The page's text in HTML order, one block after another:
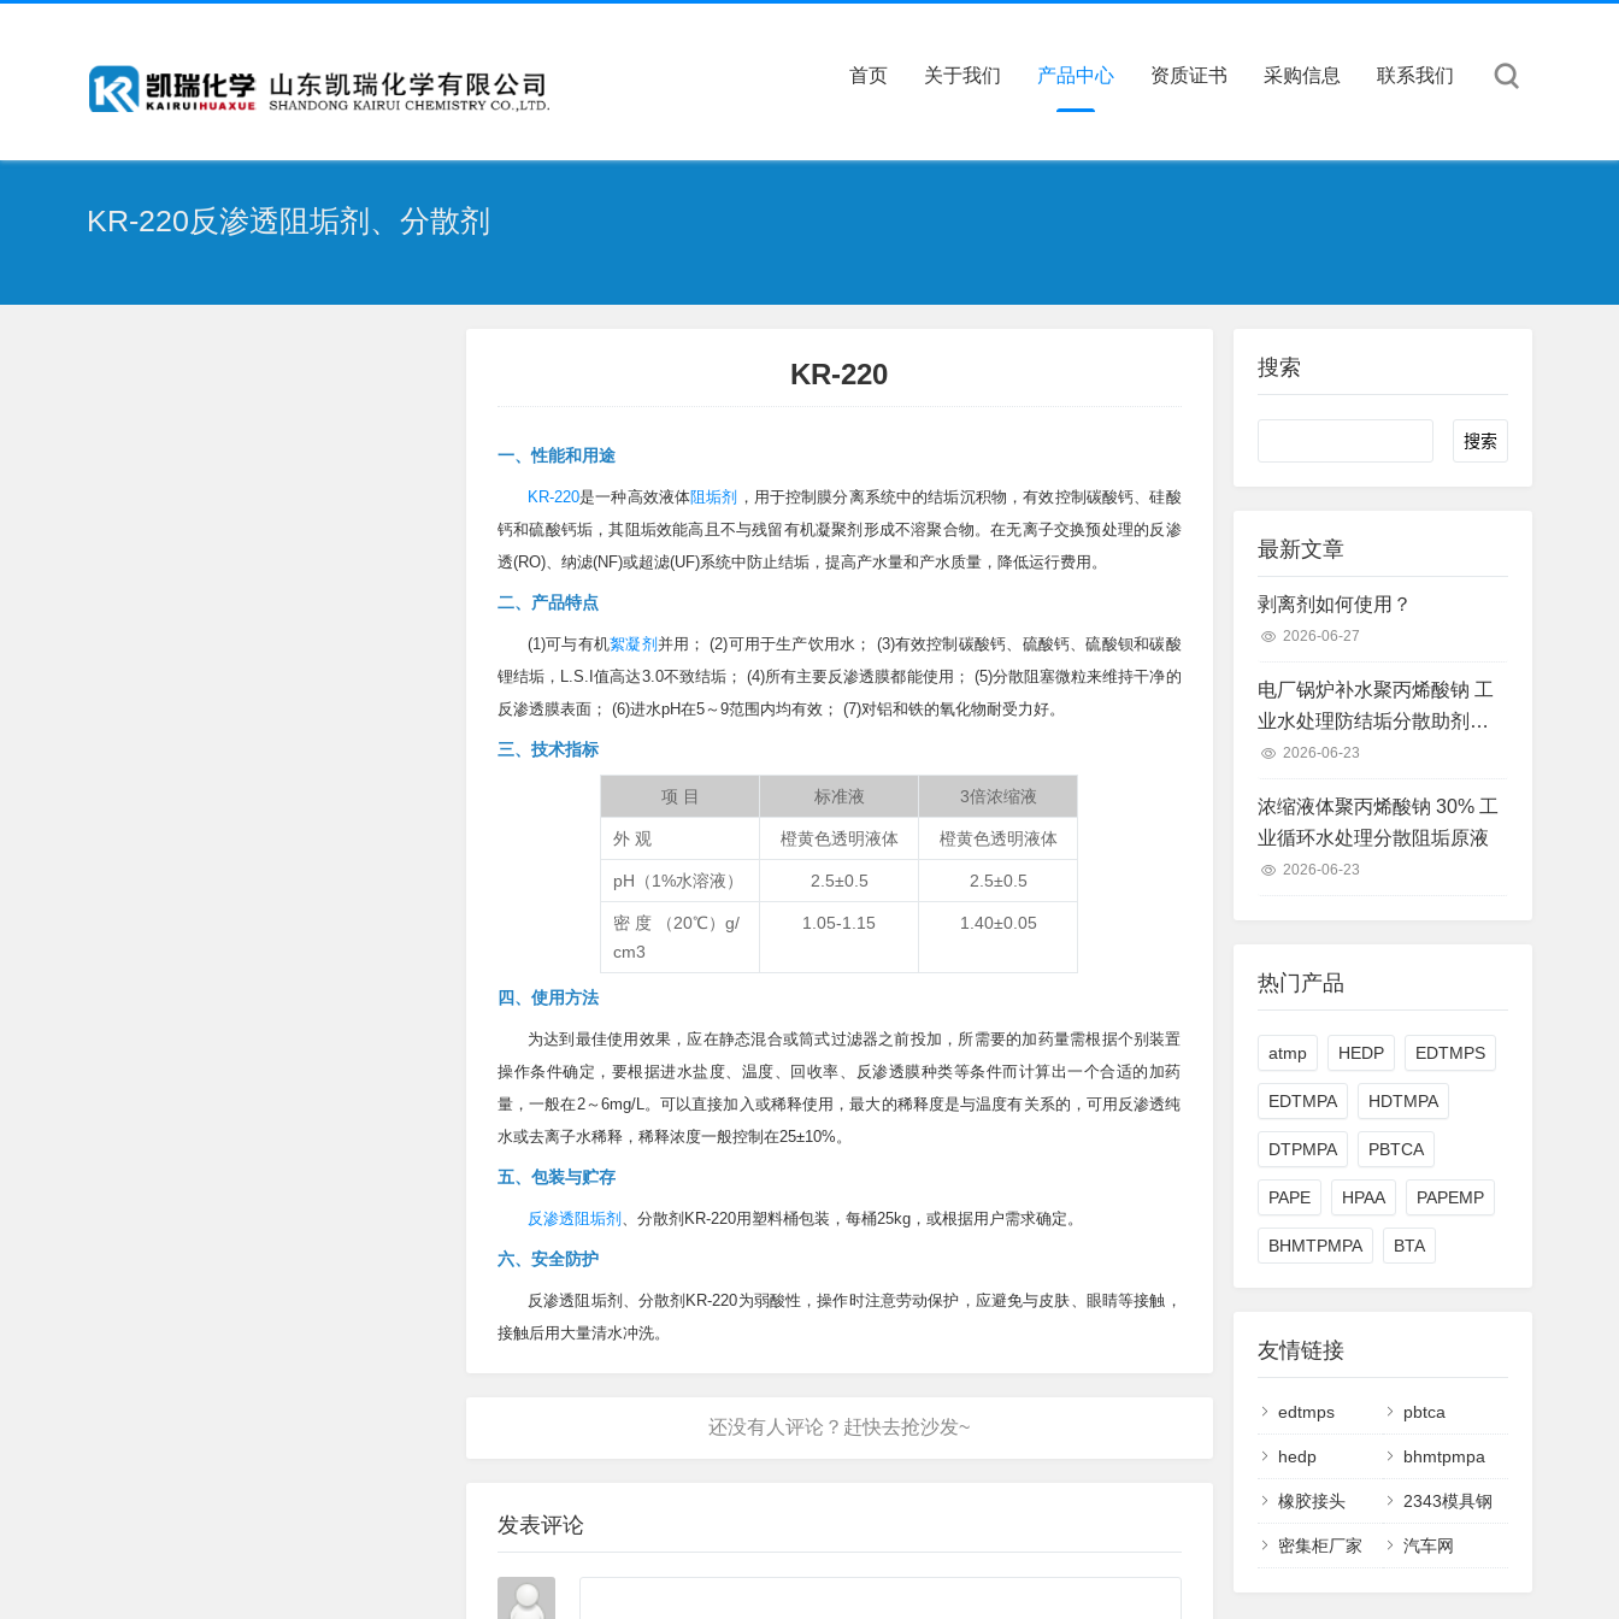
首页 关于我们 产品中心 资质证书 采购信息 联系我们
KR-220反渗透阻垢剂、分散剂
KR-220
一、性能和用途
KR-220是一种高效液体阻垢剂 ，用于控制膜分离系统中的结垢沉积物，有效控制碳酸钙、硅酸
钙和硫酸钙垢，其阻垢效能高且不与残留有机凝聚剂形成不溶聚合物。在无离子交换预处理的反渗
透(RO)、纳滤(NF)或超滤(UF)系统中防止结垢，提高产水量和产水质量，降低运行费用。
二、产品特点
(1)可与有机絮凝剂 并用； (2)可用于生产饮用水；
(3)有效控制碳酸钙、硫酸钙、硫酸钡和碳酸
锂结垢，L.S.I值高达3.0不致结垢； (4)所有主要反渗透膜都能使用； (5)分散阻塞微粒来维持干净的
反渗透膜表面； (6)进水pH在5～9范围内均有效； (7)对铝和铁的氧化物耐受力好。
三、技术指标
项 目 标准液 3倍浓缩液
外 观 橙黄色透明液体 橙黄色透明液体
pH（1%水溶液） 2.5±0.5 2.5±0.5
密 度 （20℃）g/
cm3
1.05-1.15 1.40±0.05
四、使用方法
为达到最佳使用效果，应在静态混合或筒式过滤器之前投加，所需要的加药量需根据个别装置
操作条件确定，要根据进水盐度、温度、回收率、反渗透膜种类等条件而计算出一个合适的加药
量，一般在2～6mg/L。可以直接加入或稀释使用，最大的稀释度是与温度有关系的，可用反渗透纯
水或去离子水稀释，稀释浓度一般控制在25±10%。
五、包装与贮存
反渗透阻垢剂 、分散剂KR-220用塑料桶包装，每桶25kg，或根据用户需求确定。
六、安全防护
反渗透阻垢剂、分散剂KR-220为弱酸性，操作时注意劳动保护，应避免与皮肤、眼睛等接触，
接触后用大量清水冲洗。
发表评论
搜索
Search
最新文章
剥离剂如何使用？
2026-06-27
电厂锅炉补水聚丙烯酸钠 工
业水处理防结垢分散助剂现
货 2026-06-23
浓缩液体聚丙烯酸钠 30% 工
业循环水处理分散阻垢原液
2026-06-23
热门产品
atmp HEDP EDTMPS
EDTMPA HDTMPA
DTPMPA PBTCA
PAPE HPAA PAPEMP
BHMTPMPA BTA
友情链接
edtmps pbtca
hedp bhmtpmpa
橡胶接头 2343模具钢
密集柜厂家 汽车网